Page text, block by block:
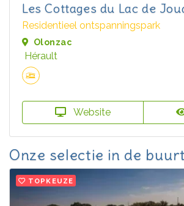
Les Cottages du Lac de
Residentieel ontspanningspark
Olonzac
Hérault
Website
Onze selectie in de
TOPKEUZE